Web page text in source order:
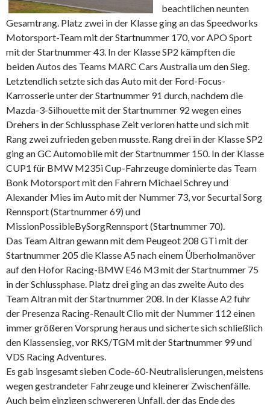
beachtlichen neunten
Gesamtrang. Platz zwei in der Klasse ging an das Speedworks
Motorsport-Team mit der Startnummer 170, vor APO Sport
mit der Startnummer 43. In der Klasse SP2 kämpften die
beiden Autos des Teams MARC Cars Australia um den Sieg.
Letztendlich setzte sich das Auto mit der Ford-Focus-
Karrosserie unter der Startnummer 91 durch, nachdem die
Mazda-3-Silhouette mit der Startnummer 92 wegen eines
Drehers in der Schlussphase Zeit verloren hatte und sich mit
Rang zwei zufrieden geben musste. Rang drei in der Klasse SP2
ging an GC Automobile mit der Startnummer 150. In der Klasse
CUP1 für BMW M235i Cup-Fahrzeuge dominierte das Team
Bonk Motorsport mit den Fahrern Michael Schrey und
Alexander Mies im Auto mit der Nummer 73, vor Securtal Sorg
Rennsport (Startnummer 69) und
MissionPossibleBySorgRennsport (Startnummer 70).
Das Team Altran gewann mit dem Peugeot 208 GTi mit der
Startnummer 205 die Klasse A5 nach einem Überholmanöver
auf den Hofor Racing-BMW E46 M3 mit der Startnummer 75
in der Schlussphase. Platz drei ging an das zweite Auto des
Team Altran mit der Startnummer 208. In der Klasse A2 fuhr
der Presenza Racing-Renault Clio mit der Nummer 112 einen
immer größeren Vorsprung heraus und sicherte sich schließlich
den Klassensieg, vor RKS/TGM mit der Startnummer 99 und
VDS Racing Adventures.
Es gab insgesamt sieben Code-60-Neutralisierungen, meistens
wegen gestrandeter Fahrzeuge und kleinerer Zwischenfälle.
Auch beim einzigen schwereren Unfall, der das Ende des